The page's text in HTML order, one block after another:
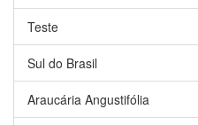
Teste
Sul do Brasil
Araucária Angustifólia